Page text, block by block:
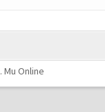
. Mu Online